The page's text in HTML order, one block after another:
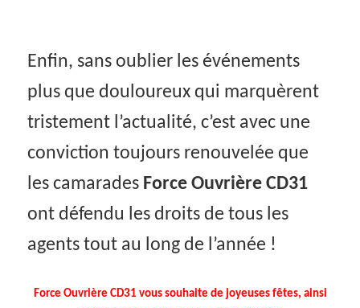
Enfin, sans oublier les événements
plus que douloureux qui marquèrent
tristement l’actualité, c’est avec une
conviction toujours renouvelée que
les camarades Force Ouvrière CD31
ont défendu les droits de tous les
agents tout au long de l’année !
Force Ouvrière CD31 vous souhaite de joyeuses fêtes, ainsi